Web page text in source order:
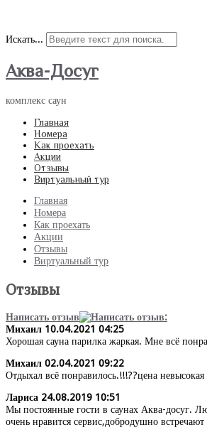
Искать...
Аква-Досуг
комплекс саун
Главная
Номера
Как проехать
Акции
Отзывы
Виртуальный тур
Главная
Номера
Как проехать
Акции
Отзывы
Виртуальный тур
Отзывы
Написать отзыв
Михаил 10.04.2021 04:25
Хорошая сауна парилка жаркая. Мне всё
Михаил 02.04.2021 09:22
Отдыхал всё понравилось.!!!??цена
Лариса 24.08.2019 10:51
Мы постоянные гости в саунах Аква-досуг.
очень нравится сервис,добродушно